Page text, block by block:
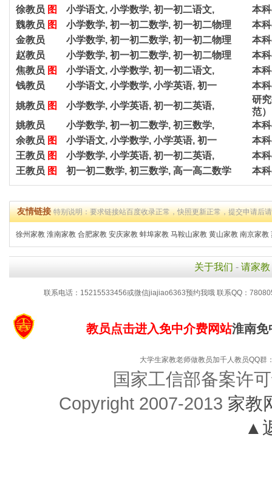
徐教员 图 小学语文, 小学数学, 初一初二语文,
本
魏教员 图 小学数学, 初一初二数学, 初一初二物理
本
金教员
小学数学, 初一初二数学, 初一初二物理
本
赵教员
小学数学, 初一初二数学, 初一初二物理
本
焦教员 图 小学语文, 小学数学, 初一初二语文,
本
钱教员
小学语文, 小学数学, 小学英语, 初一
本
姚教员 图 小学数学, 小学英语, 初一初二英语,
研
范）
姚教员
小学数学, 初一初二数学, 初三数学,
本
余教员 图 小学语文, 小学数学, 小学英语, 初一
本
王教员 图 小学数学, 小学英语, 初一初二英语,
本
王教员 图 初一初二数学, 初三数学, 高一高二数学 本
友情链接特别说明：要求链接站百度收录正常，快照更新正常，提交申请后
徐州家教 淮南家教 合肥家教 安庆家教 蚌埠家教 马鞍山家教 黄山家教 南京家教
关于我们 - 请家教
联系电话：15215533456或微信jiajiao6363预约我哦 联系QQ：
教员点击进入免中介费网站淮南
大学生家教老师做教员加千人教员QQ
国家工信部备案许
Copyright 2007-2013 家教
▲